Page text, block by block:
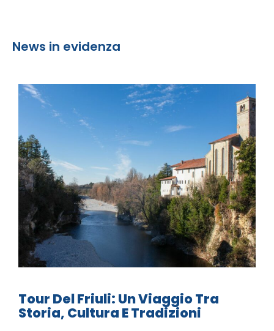
News in evidenza
Tour Del Friuli: Un Viaggio Tra
Storia, Cultura E Tradizioni